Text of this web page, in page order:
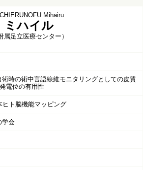
CHIERUNOFU Mihairu
ハイル
属足立医療センター）
術時の術中言語線維モニタリングとしての皮質
電位の有用性
ヒト脳機能マッピング
学会